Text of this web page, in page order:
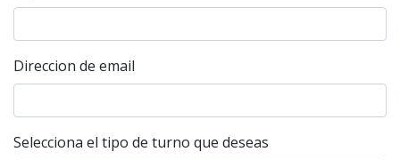
Direccion de email
Selecciona el tipo de turno que deseas